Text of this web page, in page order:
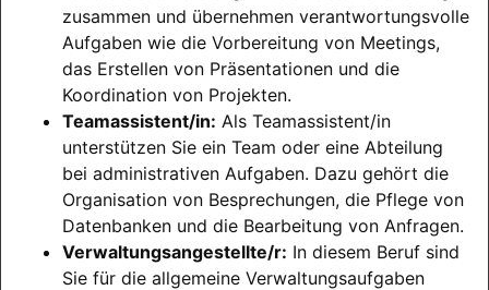
zusammen und übernehmen verantwortungsvolle
Aufgaben wie die Vorbereitung von Meetings,
das Erstellen von Präsentationen und die
Koordination von Projekten.
Teamassistent/in: Als Teamassistent/in
unterstützen Sie ein Team oder eine Abteilung
bei administrativen Aufgaben. Dazu gehört die
Organisation von Besprechungen, die Pflege von
Datenbanken und die Bearbeitung von Anfragen.
Verwaltungsangestellte/r: In diesem Beruf sind
Sie für die allgemeine Verwaltungsaufgaben